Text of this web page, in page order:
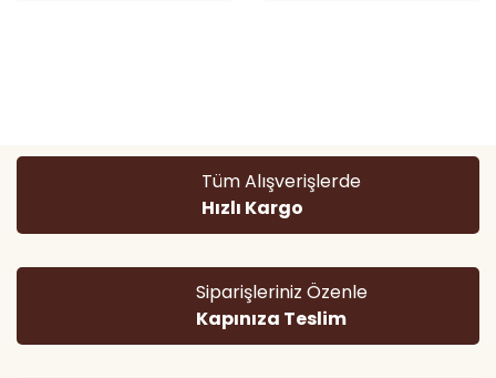
Tüm Alışverişlerde
Hızlı Kargo
Siparişleriniz Özenle
Kapınıza Teslim